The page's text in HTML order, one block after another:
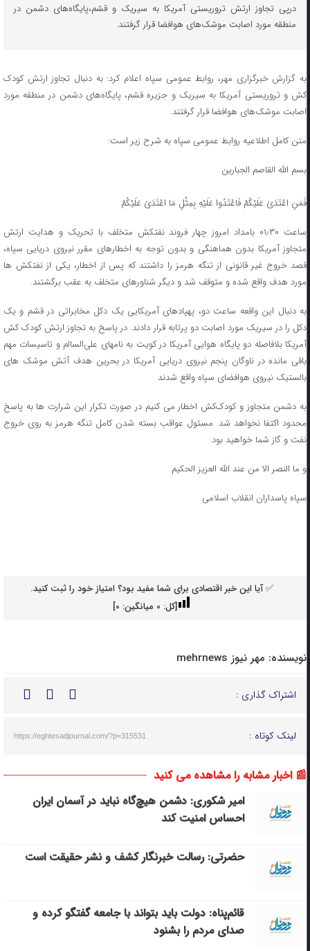
درپی تجاوز ارتش تروریستی آمریکا به سیریک و قشم،پایگاه‌های دشمن در
منطقه مورد اصابت موشک‌های هوافضا قرار گرفتند.
به گزارش خبرگزاری مهر، روابط عمومی سپاه اعلام کرد: به دنبال تجاوز ارتش کودک
کش و تروریستی آمریکا به سیریک و جزیره قشم، پایگاه‌های دشمن در منطقه مورد
اصابت موشک‌های هوافضا قرار گرفتند.
متن کامل اطلاعیه روابط عمومی سپاه به شرح زیر است:
بسم الله القاصم الجبارین
فَمَنِ اعْتَدَیٰ عَلَیْکُمْ فَاعْتَدُوا عَلَیْهِ بِمِثْلِ مَا اعْتَدَیٰ عَلَیْکُمْ
ساعت ۰۱٫۳۰ بامداد امروز چهار فروند نفتکش متخلف با تحریک و هدایت ارتش
متجاوز آمریکا بدون هماهنگی و بدون توجه به اخطارهای مقرر نیروی دریایی سپاه،
قصد خروج غیر قانونی از تنگه هرمز را داشتند که پس از اخطار، یکی از نفتکش ها
مورد هدف واقع شده و متوقف شد و دیگر شناورهای متخلف به عقب برگشتند.
به دنبال این واقعه ساعت دو، پهپادهای آمریکایی یک دکل مخابراتی در قشم و یک
دکل را در سیریک مورد اصابت دو پرتابه قرار دادند. در پاسخ به تجاوز ارتش کودک کش
آمریکا بلافاصله دو پایگاه هوایی آمریکا در کویت به نامهای علی‌السالم و تاسیسات مهم
باقی مانده در ناوگان پنجم نیروی دریایی آمریکا در بحرین هدف آتش موشک های
بالستیک نیروی هوافضای سپاه واقع شدند
به دشمن متجاوز و کودک‌کش اخطار می کنیم در صورت تکرار این شرارت ها به پاسخ
محدود اکتفا نخواهد شد. مسئول عواقب بسته شدن کامل تنگه هرمز به روی خروج
نفت و گاز شما خواهید بود.
و ما النصر الا من عند الله العزیز الحکیم
سپاه پاسداران انقلاب اسلامی
✅ آیا این خبر اقتصادی برای شما مفید بود؟ امتیاز خود را ثبت کنید.
[کل: 0میانگین: 0
]
نویسنده: مهر نیوز mehrnews
اشتراک گذاری :
لینک کوتاه : https://eghtesadjournal.com/?p=315531
📰 اخبار مشابه را مشاهده می کنید
امیر شکوری: دشمن هیچ‌گاه نباید در آسمان ایران
احساس امنیت کند
حضرتی: رسالت خبرنگار کشف و نشر حقیقت است
قائم‌پناه: دولت باید بتواند با جامعه گفتگو کرده و
صدای مردم را بشنود